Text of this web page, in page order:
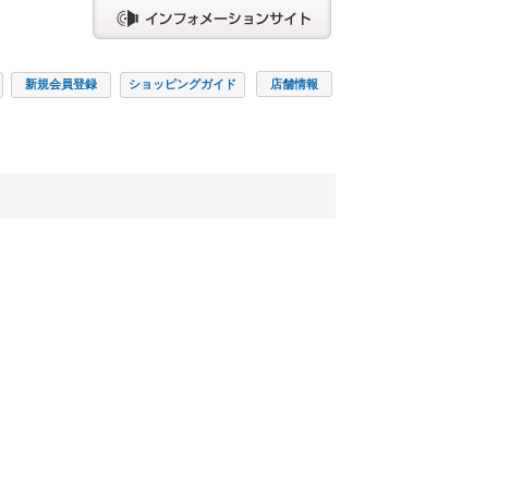
新規会員登録 ショッピングガイド 店舗情報